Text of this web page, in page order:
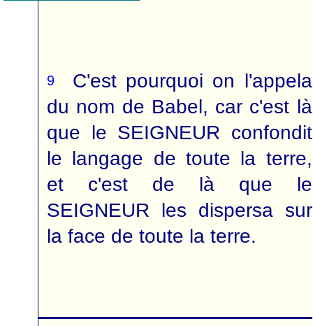
9
C'est pourquoi on l'appela
du nom de Babel, car c'est là
que le SEIGNEUR confondit
le langage de toute la terre,
et c'est de là que le
SEIGNEUR les dispersa sur
la face de toute la terre.